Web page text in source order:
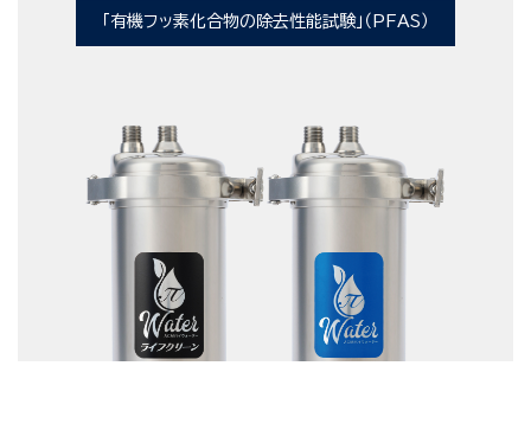
「有機フッ素化合物の除去性能試験」（PFAS）